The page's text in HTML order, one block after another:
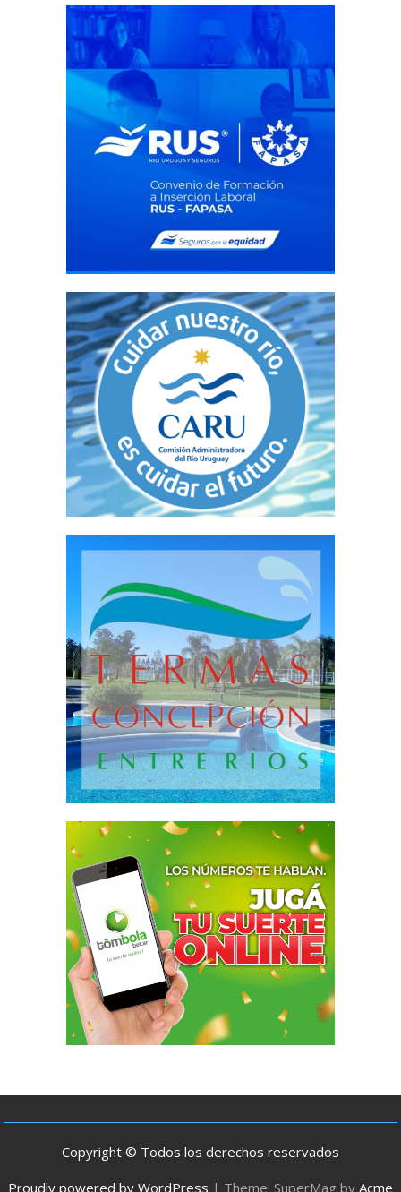
Copyright © Todos los derechos reservados
Proudly powered by WordPress | Theme: SuperMag by Acme